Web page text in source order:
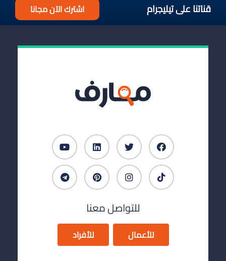
قناتنا على تيليجرام اشترك الآن مجانا
للتواصل معنا
للأعمال للأفراد